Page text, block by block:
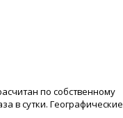
по собственному
в сутки. Географические